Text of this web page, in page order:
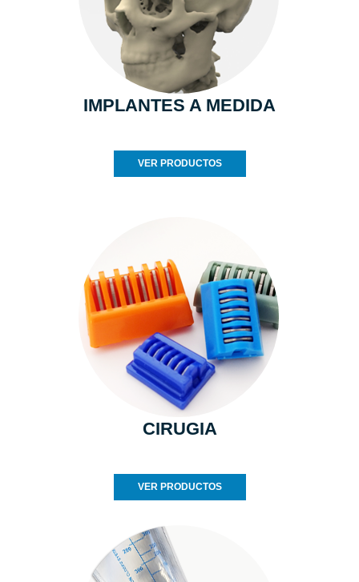
IMPLANTES A MEDIDA
VER PRODUCTOS
CIRUGIA
VER PRODUCTOS